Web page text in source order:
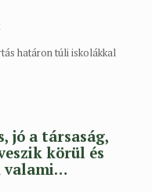
határon túli iskolákkal
jó a társaság,
körül és
valami…